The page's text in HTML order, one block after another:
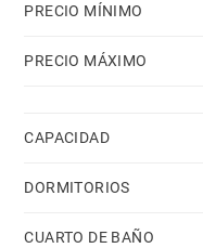
agua y exprimidor.
PRECIO MÍNIMO
PRECIO MÁXIMO
CAPACIDAD
DORMITORIOS
CUARTO DE BAÑO